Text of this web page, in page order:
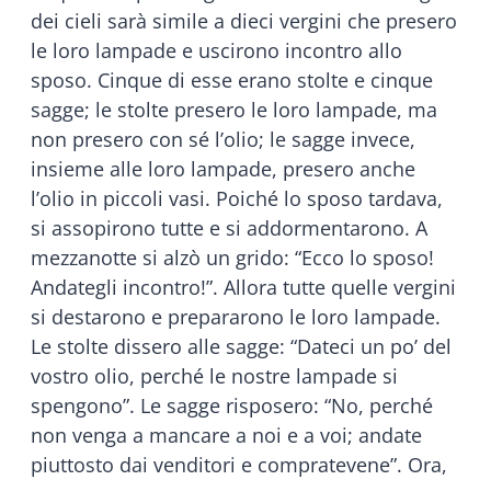
dei cieli sarà simile a dieci vergini che presero
le loro lampade e uscirono incontro allo
sposo. Cinque di esse erano stolte e cinque
sagge; le stolte presero le loro lampade, ma
non presero con sé l’olio; le sagge invece,
insieme alle loro lampade, presero anche
l’olio in piccoli vasi. Poiché lo sposo tardava,
si assopirono tutte e si addormentarono. A
mezzanotte si alzò un grido: “Ecco lo sposo!
Andategli incontro!”. Allora tutte quelle vergini
si destarono e prepararono le loro lampade.
Le stolte dissero alle sagge: “Dateci un po’ del
vostro olio, perché le nostre lampade si
spengono”. Le sagge risposero: “No, perché
non venga a mancare a noi e a voi; andate
piuttosto dai venditori e compratevene”. Ora,